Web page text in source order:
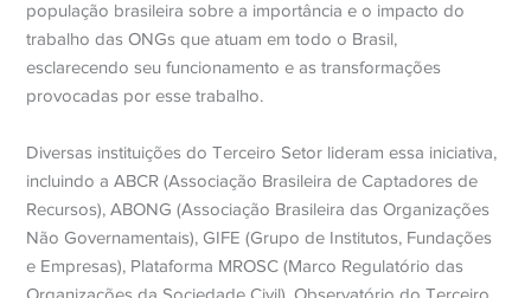
população brasileira sobre a importância e o impacto do
trabalho das ONGs que atuam em todo o Brasil,
esclarecendo seu funcionamento e as transformações
provocadas por esse trabalho.
Diversas instituições do Terceiro Setor lideram essa iniciativa,
incluindo a ABCR (Associação Brasileira de Captadores de
Recursos), ABONG (Associação Brasileira das Organizações
Não Governamentais), GIFE (Grupo de Institutos, Fundações
e Empresas), Plataforma MROSC (Marco Regulatório das